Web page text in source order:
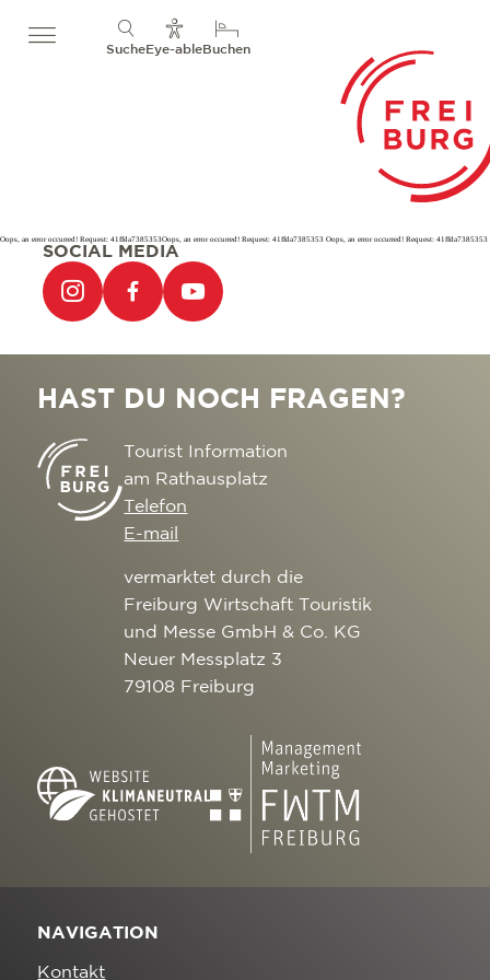
SucheEye-ableBuchen
Oops, an error occurred! Request: 41ffda7385353Oops, an error occurred! Request: 41ffda7385353 Oops, an error occurred! Request: 41ffda7385353
SOCIAL MEDIA
HAST DU NOCH FRAGEN?
Tourist Information
am Rathausplatz
Telefon
E-mail
vermarktet durch die
Freiburg Wirtschaft Touristik
und Messe GmbH & Co. KG
Neuer Messplatz 3
79108 Freiburg
NAVIGATION
Kontakt